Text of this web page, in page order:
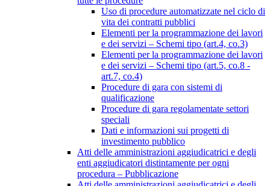
Uso di procedure automatizzate nel ciclo di
vita dei contratti pubblici
Elementi per la programmazione dei lavori
e dei servizi – Schemi tipo (art.4, co.3)
Elementi per la programmazione dei lavori
e dei servizi – Schemi tipo (art.5, co.8 -
art.7, co.4)
Procedure di gara con sistemi di
qualificazione
Procedure di gara regolamentate settori
speciali
Dati e informazioni sui progetti di
investimento pubblico
Atti delle amministrazioni aggiudicatrici e degli
enti aggiudicatori distintamente per ogni
procedura – Pubblicazione